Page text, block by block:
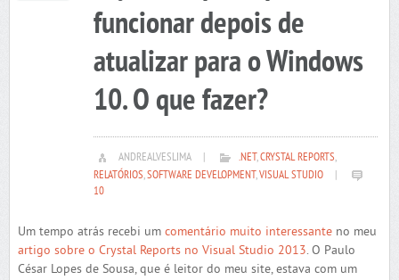
funcionar depois de
atualizar para o Windows
10. O que fazer?
ANDREALVESLIMA .NET,CRYSTAL REPORTS,
RELATÓRIOS,SOFTWARE DEVELOPMENT,VISUAL STUDIO
10
Um tempo atrás recebi um comentário muito interessanteno meu
artigo sobre o Crystal Reports no Visual Studio 2013. O Paulo
César Lopes de Sousa, que é leitor do meu site, estava com um